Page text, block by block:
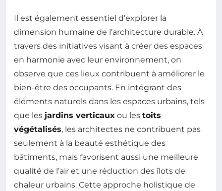
Il est également essentiel d’explorer la
dimension humaine de l’architecture durable. À
travers des initiatives visant à créer des espaces
en harmonie avec leur environnement, on
observe que ces lieux contribuent à améliorer le
bien-être des occupants. En intégrant des
éléments naturels dans les espaces urbains, tels
que les jardins verticaux ou les toits
végétalisés, les architectes ne contribuent pas
seulement à la beauté esthétique des
bâtiments, mais favorisent aussi une meilleure
qualité de l’air et une réduction des îlots de
chaleur urbains. Cette approche holistique de